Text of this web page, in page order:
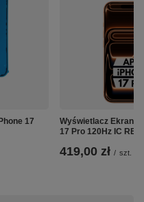
oryginalnej bateri
i przepięciami
17
Wyświetlacz Ekran
17 Pro 120Hz IC
419,00 zł / szt.